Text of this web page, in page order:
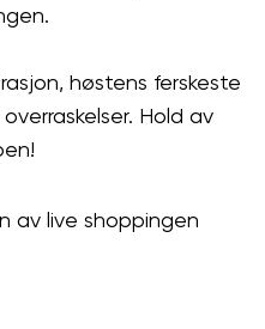
høstens ferskeste
Hold av
av live shoppingen